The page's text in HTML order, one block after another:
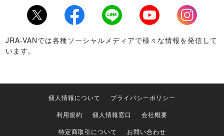
Twitter Facebook LINE Youtube
Instagram
JRA-VANでは各種ソーシャルメディアで様々な情報を発信して
います。
個人情報について
プライバシーポリシー
利用規約
個人情報窓口
会社概要
特定商取引について
お問い合わせ